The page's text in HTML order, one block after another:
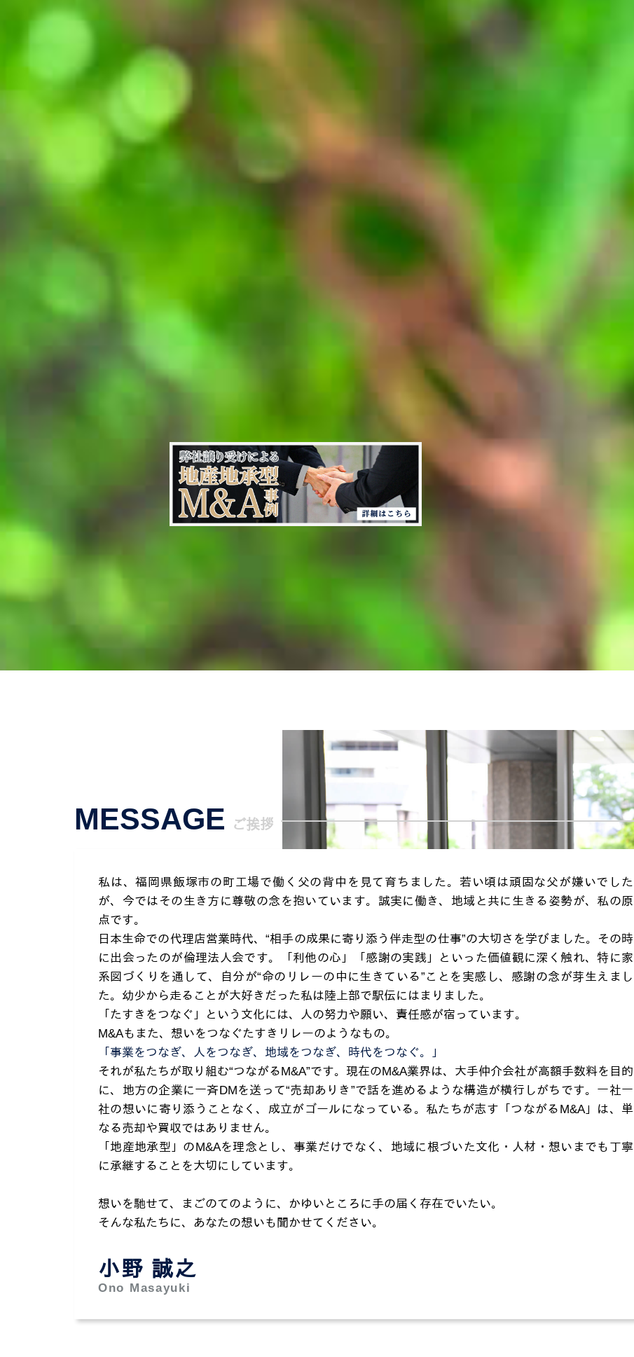
MESSAGE ご挨拶
私は、福岡県飯塚市の町工場で働く父の背中を見て育ちました。若い頃は頑固な父が嫌いでした
が、今ではその生き方に尊敬の念を抱いています。誠実に働き、地域と共に生きる姿勢が、私の原
点です。
日本生命での代理店営業時代、“相手の成果に寄り添う伴走型の仕事”の大切さを学びました。その時
に出会ったのが倫理法人会です。「利他の心」「感謝の実践」といった価値観に深く触れ、特に家
系図づくりを通して、自分が“命のリレーの中に生きている”ことを実感し、感謝の念が芽生えまし
た。幼少から走ることが大好きだった私は陸上部で駅伝にはまりました。
「たすきをつなぐ」という文化には、人の努力や願い、責任感が宿っています。
M&Aもまた、想いをつなぐたすきリレーのようなもの。
「事業をつなぎ、人をつなぎ、地域をつなぎ、時代をつなぐ。」
それが私たちが取り組む“つながるM&A”です。現在のM&A業界は、大手仲介会社が高額手数料を目的
に、地方の企業に一斉DMを送って“売却ありき”で話を進めるような構造が横行しがちです。一社一
社の想いに寄り添うことなく、成立がゴールになっている。私たちが志す「つながるM&A」は、単
なる売却や買収ではありません。
「地産地承型」のM&Aを理念とし、事業だけでなく、地域に根づいた文化・人材・想いまでも丁寧
に承継することを大切にしています。
想いを馳せて、まごのてのように、かゆいところに手の届く存在でいたい。
そんな私たちに、あなたの想いも聞かせてください。
小野 誠之
Ono Masayuki